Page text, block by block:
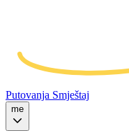
Putovanja Smještaj
me